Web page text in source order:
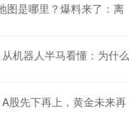
图是哪里？爆料来了：离
机器人半马看懂：为什么
股先下再上，黄金未来再